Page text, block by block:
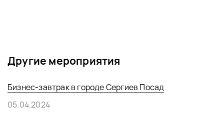
Другие мероприятия
Бизнес-завтрак в городе Сергиев Посад
05.04.2024